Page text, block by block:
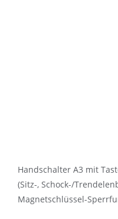
Handschalter A3 mit
(Sitz-, Schock-/
Magnetschlüssel-